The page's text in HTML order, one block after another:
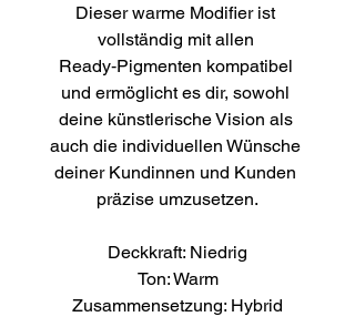
Dieser warme Modifier ist
vollständig mit allen
Ready‑Pigmenten kompatibel
und ermöglicht es dir, sowohl
deine künstlerische Vision als
auch die individuellen Wünsche
deiner Kundinnen und Kunden
präzise umzusetzen.
Deckkraft: Niedrig
Ton: Warm
Zusammensetzung: Hybrid